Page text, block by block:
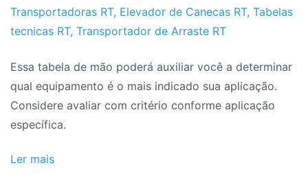
Transportadoras RT, Elevador de Canecas RT, Tabelas
tecnicas RT, Transportador de Arraste RT
Essa tabela de mão poderá auxiliar você a determinar
qual equipamento é o mais indicado sua aplicação.
Considere avaliar com critério conforme aplicação
específica.
Ler mais